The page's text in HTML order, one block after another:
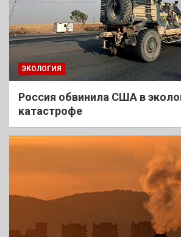
ЭКОЛОГИЯ
Россия обвинила США в
катастрофе